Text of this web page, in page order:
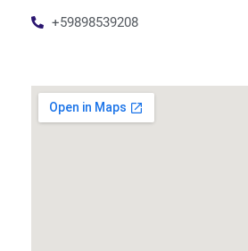
+59898539208